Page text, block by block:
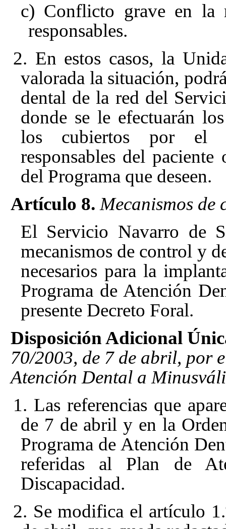
c) Conflicto grave en la
responsables.
2. En estos casos, la
valorada la situación,
dental de la red del
donde se le efectuarán
los cubiertos por el
responsables del
del Programa que deseen.
Artículo 8. Mecanismos de
El Servicio Navarro de
mecanismos de control y
necesarios para la
Programa de Atención
presente Decreto Foral.
Disposición Adicional
70/2003, de 7 de abril, por
Atención Dental a
1. Las referencias que
de 7 de abrily en la
Programa de Atención
referidas al Plan de
Discapacidad.
2. Se modifica el artículo